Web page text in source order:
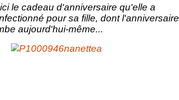
le cadeau d'anniversaire qu'elle a
pour sa fille, dont l'anniversaire
aujourd'hui-même...